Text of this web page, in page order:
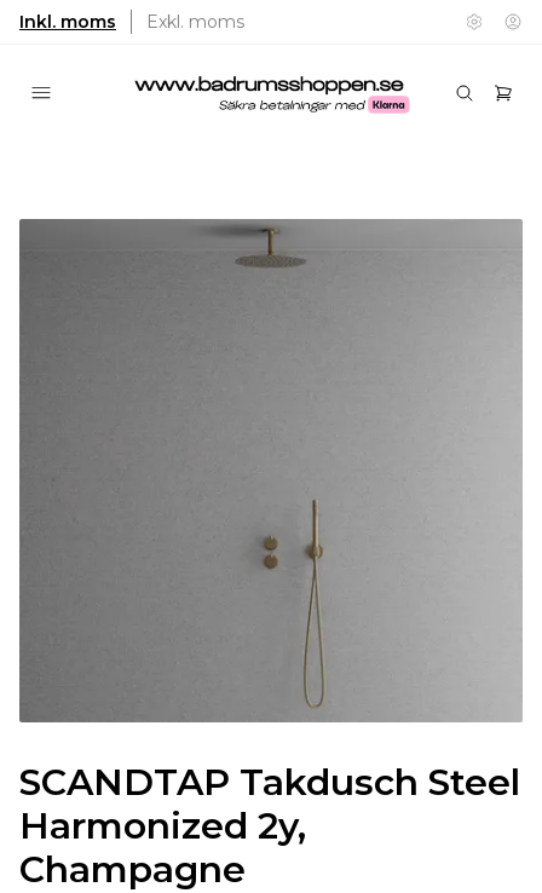
Inkl. moms Exkl. moms
SCANDTAP Takdusch Steel
Harmonized 2y,
Champagne